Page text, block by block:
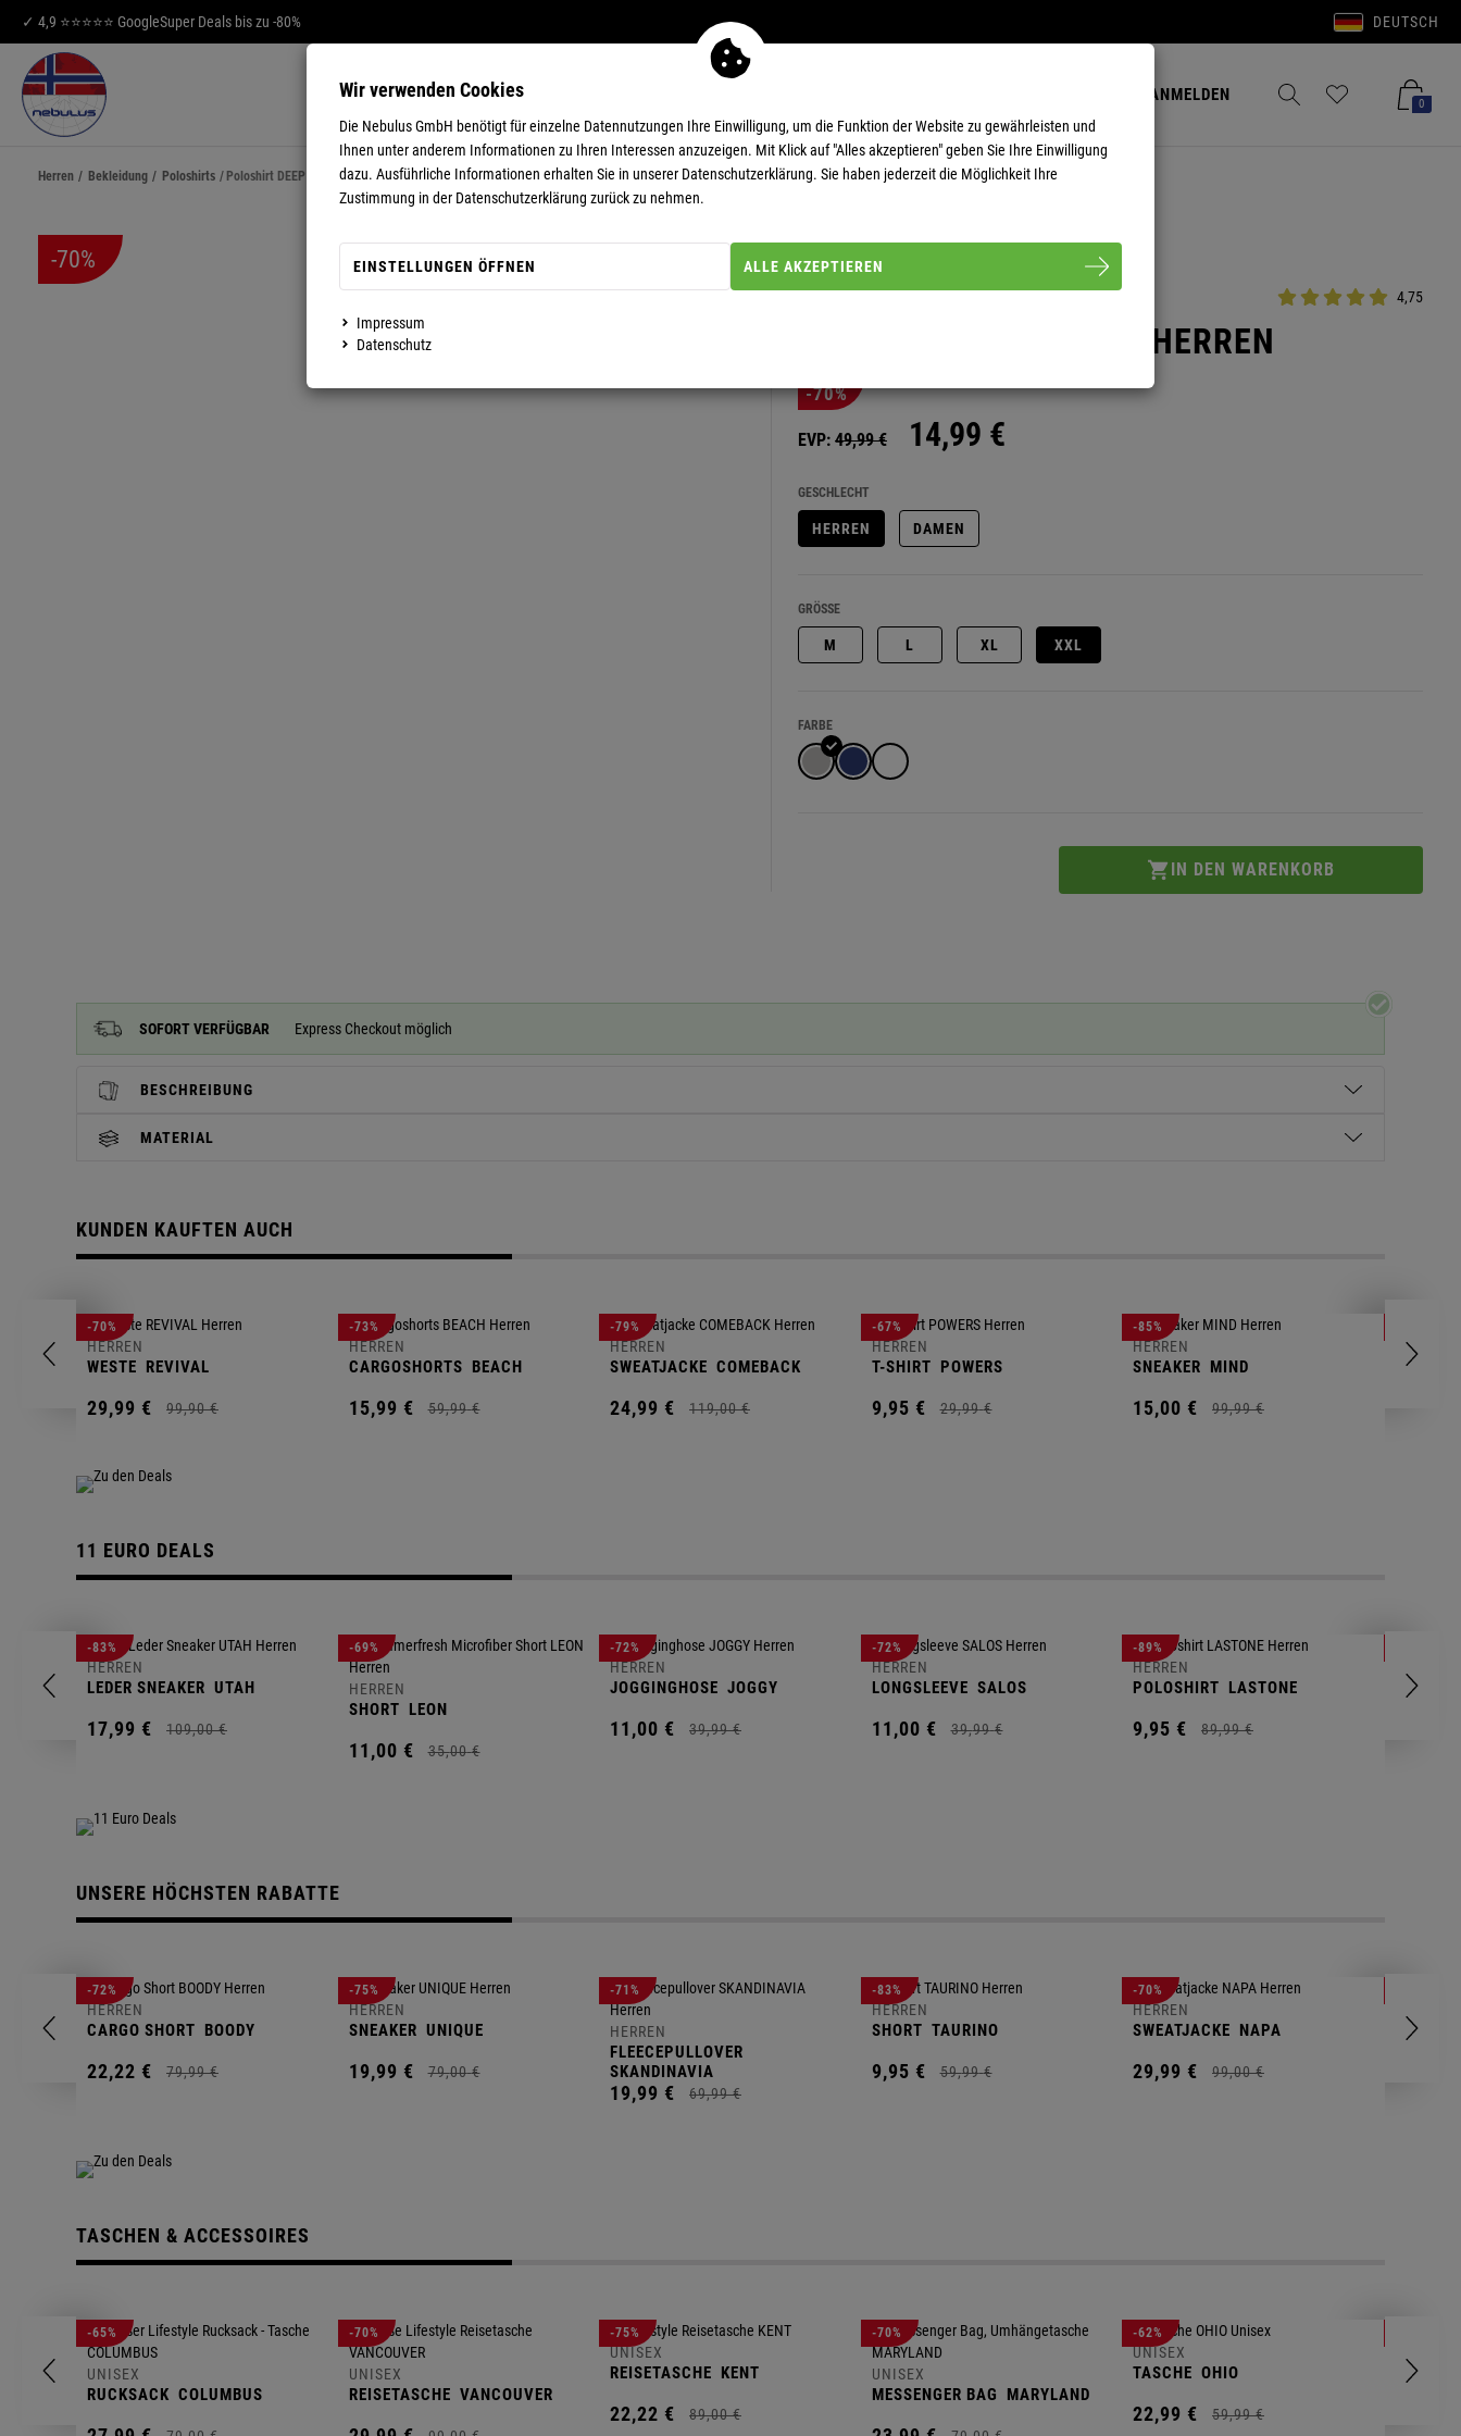
✓ 4,9 ⭐⭐⭐⭐⭐ GoogleSuper Deals bis zu -80% DEUTSCH
HERREN DAMEN AnmeldenANMELDEN Merkzettel aufklappenWarenkorb
0
Herren / Bekleidung / Poloshirts / Poloshirt DEEP BLUE Herren
-70%
MEHR ANZEIGEN
Artikel-Nummer: 20000008 4,75
POLOSHIRT DEEP BLUE HERREN
-70%
EVP: 49,99 € 14,99 €
GESCHLECHT
HERREN DAMEN
GRÖSSE
M L XL XXL
FARBE
SOFORT VERFÜGBAR Express Checkout möglich
BESCHREIBUNG
MATERIAL
KUNDEN KAUFTEN AUCH
-70%
HERREN
WESTE REVIVAL
29,99 € 99,90 €
-73%
HERREN
CARGOSHORTS BEACH
15,99 € 59,99 €
-79%
HERREN
SWEATJACKE COMEBACK
24,99 € 119,00 €
-67%
HERREN
T-SHIRT POWERS
9,95 € 29,99 €
-85%
HERREN
SNEAKER MIND
15,00 € 99,99 €
11 EURO DEALS
-83%
HERREN
LEDER SNEAKER UTAH
17,99 € 109,00 €
-69%
HERREN
SHORT LEON
11,00 € 35,00 €
-72%
HERREN
JOGGINGHOSE JOGGY
11,00 € 39,99 €
-72%
HERREN
LONGSLEEVE SALOS
11,00 € 39,99 €
-89%
HERREN
POLOSHIRT LASTONE
9,95 € 89,99 €
SHORT
UNSERE HÖCHSTEN RABATTE
-72%
HERREN
CARGO SHORT BOODY
22,22 € 79,99 €
-75%
HERREN
SNEAKER UNIQUE
19,99 € 79,00 €
-71%
HERREN
FLEECEPULLOVER
SKANDINAVIA
19,99 € 69,99 €
-83%
HERREN
SHORT TAURINO
9,95 € 59,99 €
-70%
HERREN
SWEATJACKE NAPA
29,99 € 99,00 €
TASCHEN & ACCESSOIRES
-65%
UNISEX
RUCKSACK COLUMBUS
-70%
UNISEX
REISETASCHE VANCOUVER
-75%
UNISEX
REISETASCHE KENT
22,22 € 89,00 €
-70%
UNISEX
MESSENGER BAG MARYLAND
-62%
UNISEX
TASCHE OHIO
22,99 € 59,99 €
Wir verwenden Cookies
Die Nebulus GmbH benötigt für einzelne Datennutzungen Ihre Einwilligung, um die Funktion der Website zu gewährleisten und
Ihnen unter anderem Informationen zu Ihren Interessen anzuzeigen. Mit Klick auf "Alles akzeptieren" geben Sie Ihre Einwilligung
dazu. Ausführliche Informationen erhalten Sie in unserer Datenschutzerklärung. Sie haben jederzeit die Möglichkeit Ihre
Zustimmung in der Datenschutzerklärung zurück zu nehmen.
EINSTELLUNGEN ÖFFNEN ALLE AKZEPTIEREN
Impressum
Datenschutz